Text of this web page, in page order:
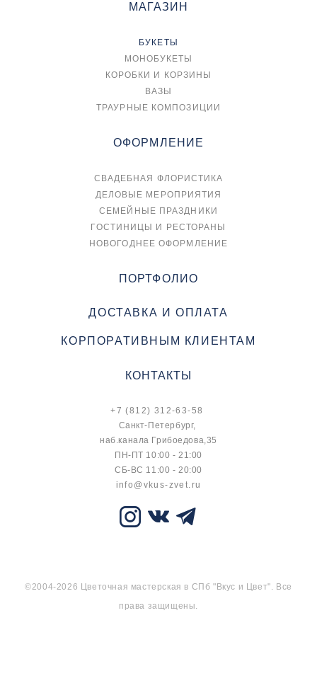
МАГАЗИН
БУКЕТЫ
МОНОБУКЕТЫ
КОРОБКИ И КОРЗИНЫ
ВАЗЫ
ТРАУРНЫЕ КОМПОЗИЦИИ
ОФОРМЛЕНИЕ
СВАДЕБНАЯ ФЛОРИСТИКА
ДЕЛОВЫЕ МЕРОПРИЯТИЯ
СЕМЕЙНЫЕ ПРАЗДНИКИ
ГОСТИНИЦЫ И РЕСТОРАНЫ
НОВОГОДНЕЕ ОФОРМЛЕНИЕ
ПОРТФОЛИО
ДОСТАВКА И ОПЛАТА
КОРПОРАТИВНЫМ КЛИЕНТАМ
КОНТАКТЫ
+7 (812) 312-63-58
Санкт-Петербург,
наб.канала Грибоедова,35
ПН-ПТ 10:00 - 21:00
СБ-ВС 11:00 - 20:00
info@vkus-zvet.ru
©2004-2026 Цветочная мастерская в СПб "Вкус и Цвет". Все
права защищены.